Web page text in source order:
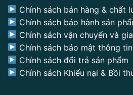
Chính sách bán hàng & chất
Chính sách bảo hành sản
Chính sách vận chuyển và
Chính sách bảo mật thông tin
Chính sách đổi trả sản phẩm
Chính sách Khiếu nại & Bồi